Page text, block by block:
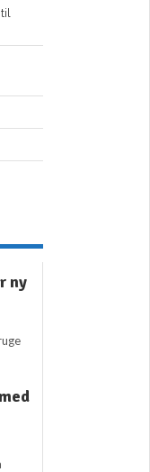
ny